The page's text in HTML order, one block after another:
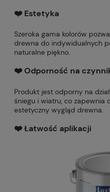
❤️ Estetyka
Szeroka gama kolorów
drewna do indywidualnych
naturalne piękno.
❤️ Odporność na
Produkt jest odporny na
śniegu i wiatru, co zapewnia
estetyczny wygląd drewna.
❤️ Łatwość aplikacji